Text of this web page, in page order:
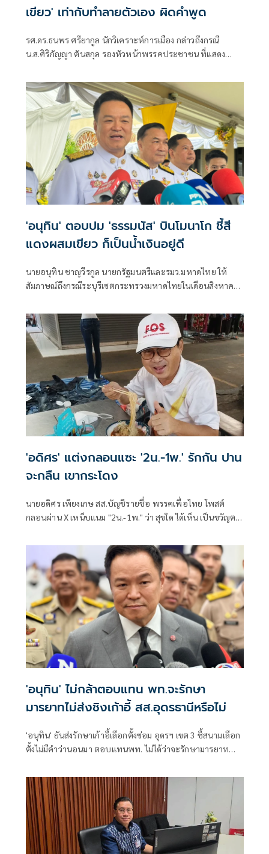
เขียว' เท่ากับทำลายตัวเอง ผิดคำพูด
รศ.ดร.ธนพร ศรียากูล นักวิเคราะห์การเมือง กล่าวถึงกรณี
น.ส.ศิริกัญญา ตันสกุล รองหัวหน้าพรรคประชาชน ที่แสดง
พรรคภูมิใจไทย ก็จำเป็นต้องพูดคุยกับพรรคประชาชนด้วยว่า
'อนุทิน' ตอบปม 'ธรรมนัส' บินโมนาโก ชี้สี
แดงผสมเขียว ก็เป็นน้ำเงินอยู่ดี
นายอนุทิน ชาญวีรกูล นายกรัฐมนตรีและรมว.มหาดไทย ให้
สัมภาษณ์ถึงกรณีระบุรีเซตกระทรวงมหาดไทยในเดือนสิงหาคม
'อดิศร' แต่งกลอนแซะ '2น.-1พ.' รักกัน ปาน
จะกลืน เขากระโดง
นายอดิศร เพียงเกษ สส.บัญชีรายชื่อ พรรคเพื่อไทย โพสต์
กลอนผ่าน X เหน็บแนม "2น.-1พ." ว่า สุขใด ได้เห็น เป็นขวัญตา
'อนุทิน' ไม่กล้าตอบแทน พท.จะรักษา
มารยาทไม่ส่งชิงเก้าอี้ สส.อุดรธานีหรือไม่
'อนุทิน' ยันส่งรักษาเก้าอี้เลือกตั้งซ่อม อุดรฯ เขต 3 ชี้สนามเลือก
ตั้งไม่มีคำว่านอนมา ตอบแทนพท. ไม่ได้ว่าจะรักษามารยาท